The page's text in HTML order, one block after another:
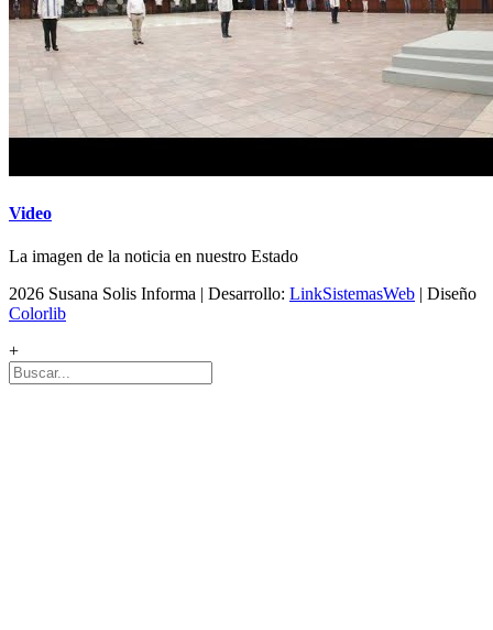
Video
La imagen de la noticia en nuestro Estado
2026 Susana Solis Informa | Desarrollo: LinkSistemasWeb | Diseño
Colorlib
+